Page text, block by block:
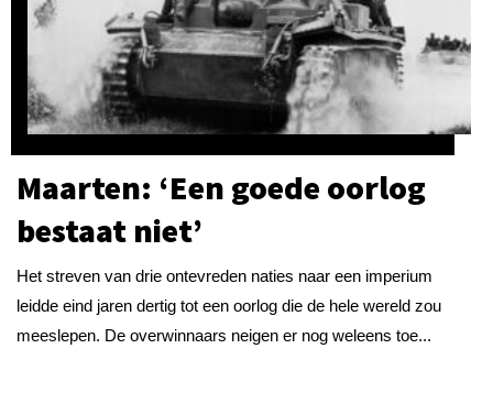
Maarten: ‘Een goede oorlog
bestaat niet’
Het streven van drie ontevreden naties naar een imperium
leidde eind jaren dertig tot een oorlog die de hele wereld zou
meeslepen. De overwinnaars neigen er nog weleens toe...